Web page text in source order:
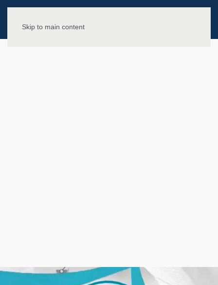
Skip to main content